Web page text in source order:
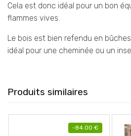
Cela est donc idéal pour un bon
flammes vives.
Le bois est bien refendu en
idéal pour une cheminée ou un
Produits similaires
-84.00 €